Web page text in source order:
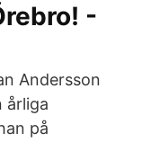
-
Andersson
årliga
på